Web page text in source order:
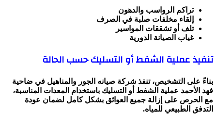
تراكم الرواسب والدهون
إلقاء مخلفات صلبة في الصرف
تلف أو تشققات المواسير
غياب الصيانة الدورية
تنفيذ عملية الشفط أو التسليك حسب الحالة
بناءً على التشخيص، تنفذ شركة صيانه الجور والمناهيل في ضاحية
فهد الأحمد عملية الشفط أو التسليك باستخدام المعدات المناسبة،
مع الحرص على إزالة جميع العوائق بشكل كامل لضمان عودة
التدفق الطبيعي للمياه.